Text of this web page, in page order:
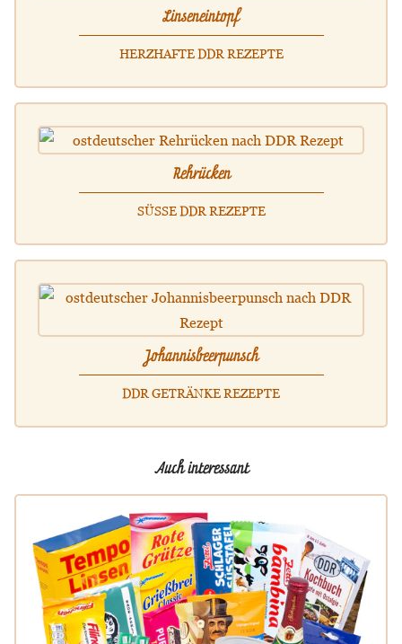
Linseneintopf
HERZHAFTE DDR REZEPTE
Rehrücken
SÜSSE DDR REZEPTE
Johannisbeerpunsch
DDR GETRÄNKE REZEPTE
Auch interessant